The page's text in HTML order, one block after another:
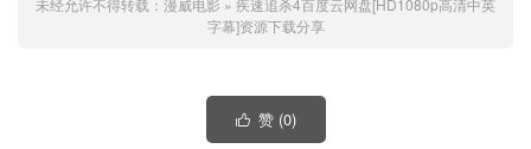
字幕]资源下载分享
 赞 (0)